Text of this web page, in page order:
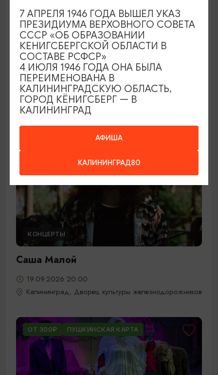
СПЕКТАКЛИ
Вишнёвый сад
18.09.2026 19:00
Калининград, Калининградский областной
драматический театр
ОТ 1750₽
КОНЦЕРТЫ
Саша Малой
19.09.2026 20:00
Калининград, Дворец культуры железнодорожников
ОТ 300₽ ПУШКИНСКАЯ КАРТА
АФИША
КАЛИНИНГРАД80
7 АПРЕЛЯ 1946 ГОДА ВЫШЕЛ УКАЗ
ПРЕЗИДИУМА ВЕРХОВНОГО СОВЕТА
СССР «ОБ ОБРАЗОВАНИИ
КЕНИГСБЕРГСКОЙ ОБЛАСТИ В
СОСТАВЕ РСФСР»
4 ИЮЛЯ 1946 ГОДА ОНА БЫЛА
ПЕРЕИМЕНОВАНА В
КАЛИНИНГРАДСКУЮ ОБЛАСТЬ,
ГОРОД КЁНИГСБЕРГ — В
КАЛИНИНГРАД